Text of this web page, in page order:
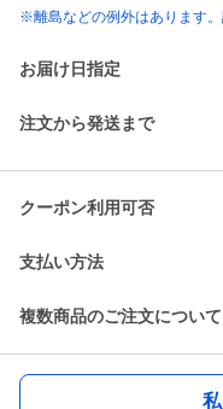
※離島などの例外はあります。
お届け日指定
注文から発送まで
クーポン利用可否
支払い方法
複数商品のご注文について